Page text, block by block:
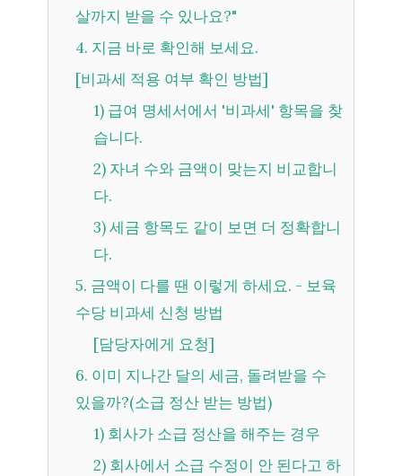
살까지 받을 수 있나요?"
4. 지금 바로 확인해 보세요.
[비과세 적용 여부 확인 방법]
1) 급여 명세서에서 '비과세' 항목을 찾
습니다.
2) 자녀 수와 금액이 맞는지 비교합니
다.
3) 세금 항목도 같이 보면 더 정확합니
다.
5. 금액이 다를 땐 이렇게 하세요. - 보육
수당 비과세 신청 방법
[담당자에게 요청]
6. 이미 지나간 달의 세금, 돌려받을 수
있을까?(소급 정산 받는 방법)
1) 회사가 소급 정산을 해주는 경우
2) 회사에서 소급 수정이 안 된다고 하